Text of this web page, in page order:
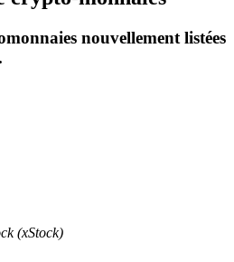
long terme et des intérêts flexibles
nouvellement listées
(xStock)